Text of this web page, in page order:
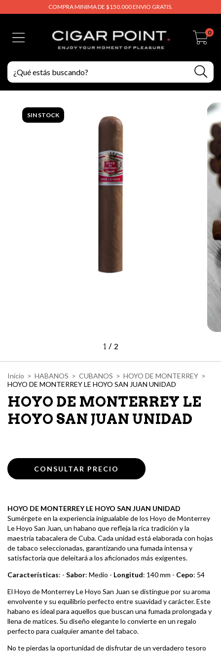
COMPRA MINIMA DE $150.000 ENVIO GRATIS.
0
SIN STOCK
1 / 2
Inicio > HABANOS > CUBANOS > HOYO DE MONTERREY >
HOYO DE MONTERREY LE HOYO SAN JUAN UNIDAD
HOYO DE MONTERREY LE
HOYO SAN JUAN UNIDAD
HOYO DE MONTERREY LE HOYO SAN JUAN UNIDAD
Sumérgete en la experiencia inigualable de los Hoyo de Monterrey
Le Hoyo San Juan, un habano que refleja la rica tradición y la
maestría tabacalera de Cuba. Cada unidad está elaborada con hojas
de tabaco seleccionadas, garantizando una fumada intensa y
satisfactoria que deleitará a los aficionados más exigentes.
Características: - Sabor: Medio - Longitud: 140 mm - Cepo: 54
El Hoyo de Monterrey Le Hoyo San Juan se distingue por su aroma
envolvente y su equilibrio perfecto entre suavidad y carácter. Este
habano es ideal para aquellos que buscan una fumada prolongada y
llena de matices. Su diseño elegante lo convierte en un regalo
perfecto para cualquier amante del tabaco.
No te pierdas la oportunidad de disfrutar de un verdadero tesoro